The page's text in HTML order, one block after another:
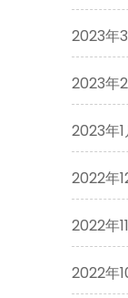
2023年
2023年
2023年1
2022年
2022年
2022年